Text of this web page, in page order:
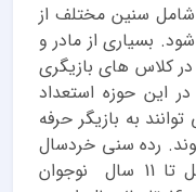
سنین مختلف از
بسیاری از مادر و
در کلاس های بازیگری
این حوزه استعداد
به بازیگر حرفه
رده سنی خردسال
شامل 4 تا 7 سال ، دبستان (شامل تا 11 سال نوجوان